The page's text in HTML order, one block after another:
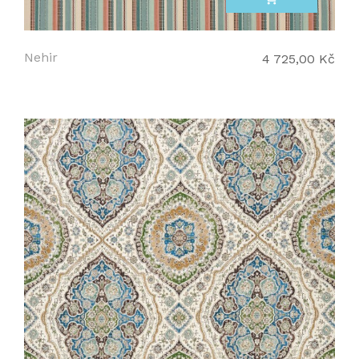
Nehir 4 725,00 Kč